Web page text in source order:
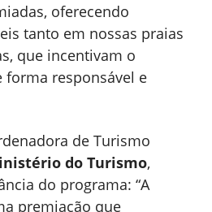
oferecendo
tanto em nossas praias
que incentivam o
responsável e
de Turismo
do Turismo,
do programa: “A
premiação que